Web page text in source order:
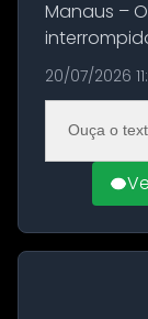
Manaus –
sete
A
execução
20/07/2026
Ouça o